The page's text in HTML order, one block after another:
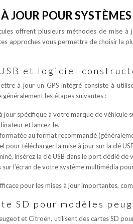
JOUR POUR
offrent plusieurs méthodes de mise
approches vous permettra de choisir la
et logiciel
à jour un GPS intégré consiste à
les étapes suivantes :
jour spécifique à votre marque de véhicule
et lancez-le.
au format recommandé
pour télécharger la mise à jour sur la clé
insérez la clé USB dans le port dédié de
l’écran de votre système multimédia
pour les mises à jour importantes,
SD pour modèles
et Citroën, utilisent des cartes SD